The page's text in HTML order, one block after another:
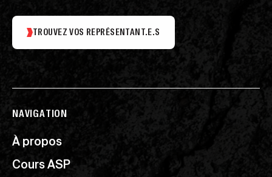
TROUVEZ VOS REPRÉSENTANT.E.S
NAVIGATION
À propos
Cours ASP